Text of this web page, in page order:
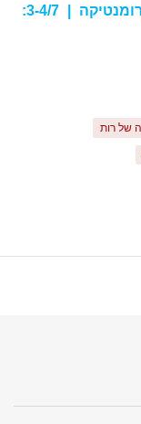
28-29/6: הוצאות קטנות | 30/6-2/7: רומנטיקה | 3-4/7:
של רות